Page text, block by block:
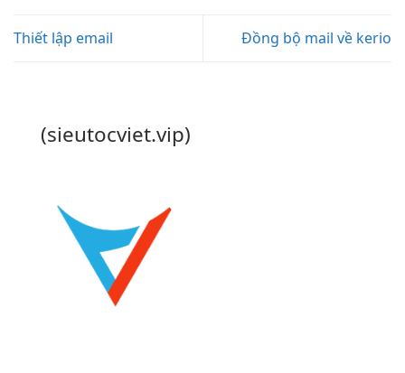
Thiết lập email Đồng bộ mail về kerio
(sieutocviet.vip)